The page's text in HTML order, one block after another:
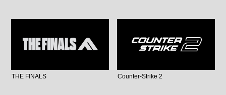
THE FINALS Counter-Strike 2